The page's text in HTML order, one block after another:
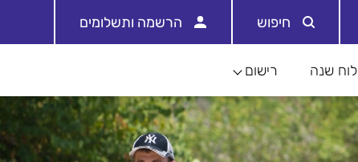
חיפוש הרשמה ותשלומים
לוח שנה רישום